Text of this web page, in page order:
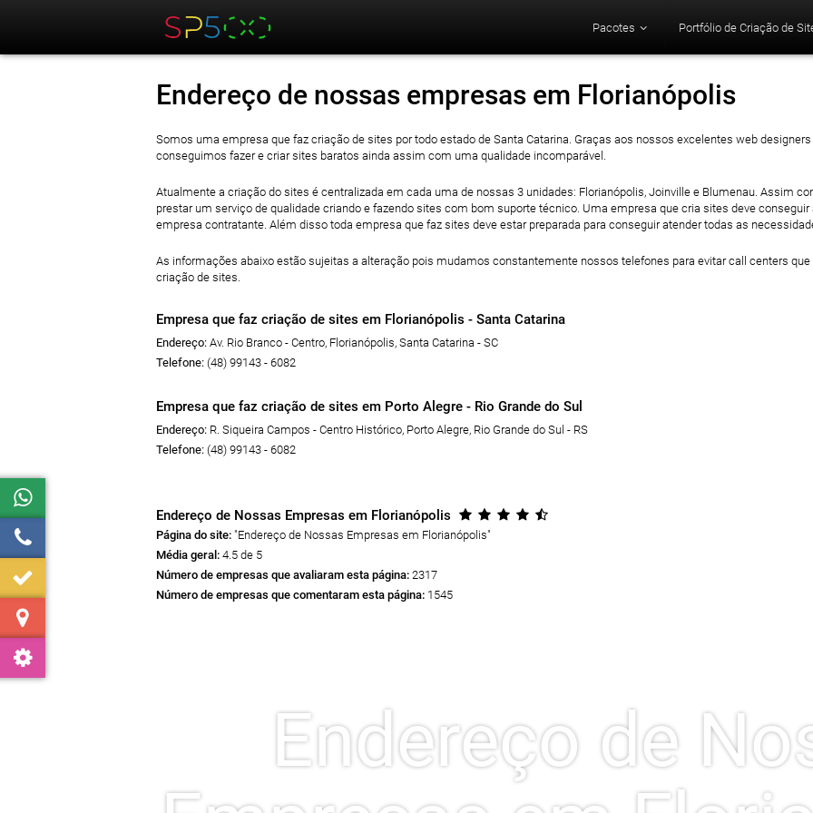
Pacotes Portfólio de Criação de
Endereço de nossas empresas em Florianópolis
Somos uma empresa que faz criação de sites por todo estado de Santa Catarina. Graças aos nossos excelentes web
conseguimos fazer e criar sites baratos ainda assim com uma qualidade incomparável.
Atualmente a criação do sites é centralizada em cada uma de nossas 3 unidades: Florianópolis, Joinville e Blumenau. Assim
prestar um serviço de qualidade criando e fazendo sites com bom suporte técnico. Uma empresa que cria sites deve
empresa contratante. Além disso toda empresa que faz sites deve estar preparada para conseguir atender todas as
As informações abaixo estão sujeitas a alteração pois mudamos constantemente nossos telefones para evitar call centers
criação de sites.
Empresa que faz criação de sites em Florianópolis - Santa Catarina
Endereço: Av. Rio Branco - Centro, Florianópolis, Santa Catarina - SC
Telefone: (48) 99143 - 6082
Empresa que faz criação de sites em Porto Alegre - Rio Grande do Sul
Endereço: R. Siqueira Campos - Centro Histórico, Porto Alegre, Rio Grande do Sul - RS
Telefone: (48) 99143 - 6082
Endereço de Nossas Empresas em Florianópolis
Página do site: "Endereço de Nossas Empresas em Florianópolis"
Média geral: 4.5 de 5
Número de empresas que avaliaram esta página: 2317
Número de empresas que comentaram esta página: 1545
Endereço de